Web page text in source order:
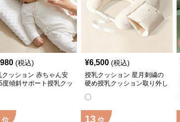
(税込)
クッション 赤ちゃん安
度傾斜サポート授乳クッ
¥6,500 (税込)
授乳クッション 星月刺繍の
硬め授乳クッション取り外し
位 13 位